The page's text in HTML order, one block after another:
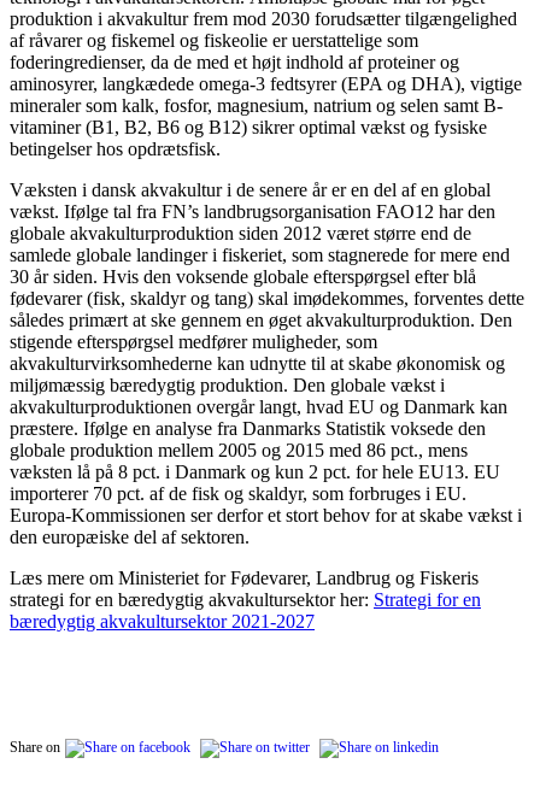
produktion i akvakultur frem mod 2030 forudsætter tilgængelighed
af råvarer og fiskemel og fiskeolie er uerstattelige som
foderingredienser, da de med et højt indhold af proteiner og
aminosyrer, langkædede omega-3 fedtsyrer (EPA og DHA), vigtige
mineraler som kalk, fosfor, magnesium, natrium og selen samt B-
vitaminer (B1, B2, B6 og B12) sikrer optimal vækst og fysiske
betingelser hos opdrætsfisk.
Væksten i dansk akvakultur i de senere år er en del af en global
vækst. Ifølge tal fra FN’s landbrugsorganisation FAO12 har den
globale akvakulturproduktion siden 2012 været større end de
samlede globale landinger i fiskeriet, som stagnerede for mere end
30 år siden. Hvis den voksende globale efterspørgsel efter blå
fødevarer (fisk, skaldyr og tang) skal imødekommes, forventes dette
således primært at ske gennem en øget akvakulturproduktion. Den
stigende efterspørgsel medfører muligheder, som
akvakulturvirksomhederne kan udnytte til at skabe økonomisk og
miljømæssig bæredygtig produktion. Den globale vækst i
akvakulturproduktionen overgår langt, hvad EU og Danmark kan
præstere. Ifølge en analyse fra Danmarks Statistik voksede den
globale produktion mellem 2005 og 2015 med 86 pct., mens
væksten lå på 8 pct. i Danmark og kun 2 pct. for hele EU13. EU
importerer 70 pct. af de fisk og skaldyr, som forbruges i EU.
Europa-Kommissionen ser derfor et stort behov for at skabe vækst i
den europæiske del af sektoren.
Læs mere om Ministeriet for Fødevarer, Landbrug og Fiskeris
strategi for en bæredygtig akvakultursektor her: Strategi for en
bæredygtig akvakultursektor 2021-2027
Share on